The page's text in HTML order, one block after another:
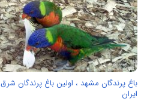
باغ پرندگان مشهد ، اولین باغ پرندگان شرق
ایران